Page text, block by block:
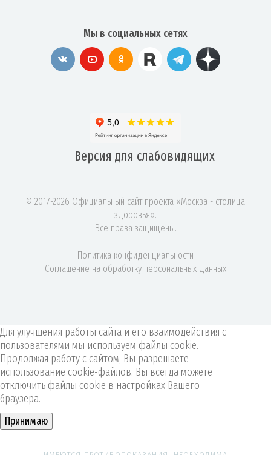
Мы в социальных сетях
Версия для слабовидящих
© 2017-2026 Официальный сайт проекта «Москва - столица
здоровья».
Все права защищены.
Политика конфиденциальности
Соглашение на обработку персональных данных
Для улучшения работы сайта и его взаимодействия с
пользователями мы используем файлы cookie.
Продолжая работу с сайтом, Вы разрешаете
использование cookie-файлов. Вы всегда можете
отключить файлы cookie в настройках Вашего
браузера.
Принимаю